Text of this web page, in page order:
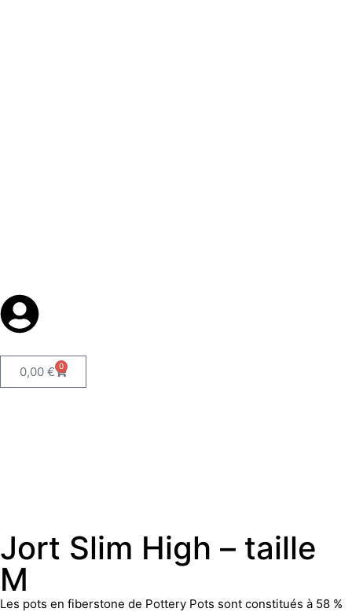
0,00 € 0
Jort Slim High – taille
M
Les pots en fiberstone de Pottery Pots sont constitués à 58 %